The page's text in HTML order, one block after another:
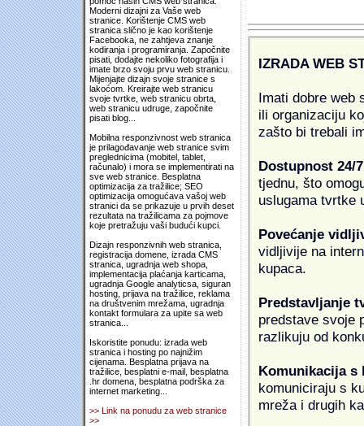
Moderni dizajni za Vaše web
stranice. Korištenje CMS web
stranica slično je kao korištenje
Facebooka, ne zahtjeva znanje
kodiranja i programiranja. Započnite
pisati, dodajte nekoliko fotografija i
imate brzo svoju prvu web stranicu.
Mijenjajte dizajn svoje stranice s
lakoćom. Kreirajte web stranicu
svoje tvrtke, web stranicu obrta,
web stranicu udruge, započnite
pisati blog...
Mobilna responzivnost web stranica
je prilagođavanje web stranice svim
preglednicima (mobitel, tablet,
računalo) i mora se implementirati na
sve web stranice. Besplatna
optimizacija za tražilice; SEO
optimizacija omogućava vašoj web
stranici da se prikazuje u prvih deset
rezultata na tražilicama za pojmove
koje pretražuju vaši budući kupci.
Dizajn responzivnih web stranica,
registracija domene, izrada CMS
stranica, ugradnja web shopa,
implementacija plaćanja karticama,
ugradnja Google analyticsa, siguran
hosting, prijava na tražilice, reklama
na društvenim mrežama, ugradnja
kontakt formulara za upite sa web
stranica...
Iskoristite ponudu: izrada web
stranica i hosting po najnižim
cijenama. Besplatna prijava na
tražilice, besplatni e-mail, besplatna
.hr domena, besplatna podrška za
internet marketing...
>> Link na ponudu za web stranice
>>
IZRADA WEB
Imati dobre web
ili organizaciju
zašto bi trebali
Dostupnost 24/7
tjednu, što
uslugama tvrtke
Povećanje
vidljivije na
kupaca.
Predstavljanje
predstave svoje
razlikuju od
Komunikacija s
komuniciraju s
mreža i drugih